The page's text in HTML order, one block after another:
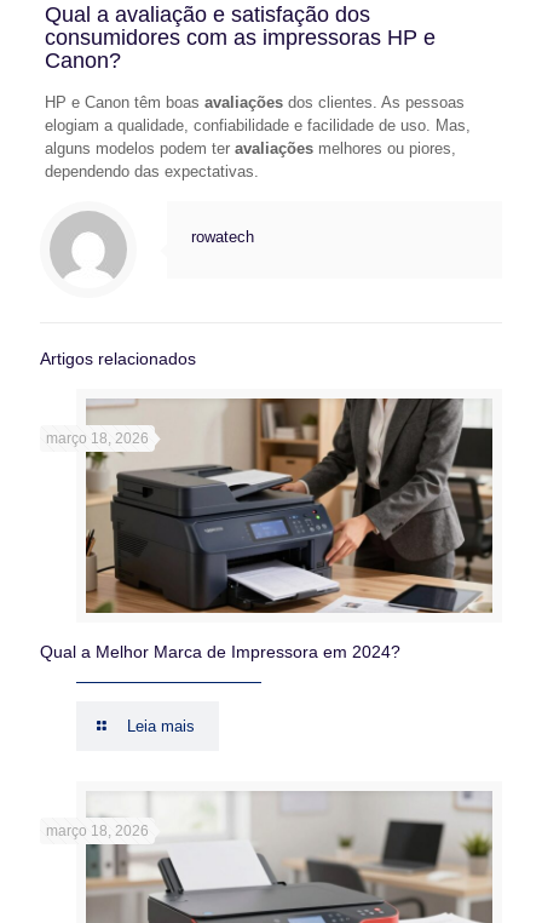
Qual a avaliação e satisfação dos
consumidores com as impressoras HP e
Canon?
HP e Canon têm boas avaliaçõesdos clientes. As pessoas
elogiam a qualidade, confiabilidade e facilidade de uso. Mas,
alguns modelos podem ter avaliaçõesmelhores ou piores,
dependendo das expectativas.
rowatech
Artigos relacionados
março 18, 2026
Qual a Melhor Marca de Impressora em 2024?
Leia mais
março 18, 2026